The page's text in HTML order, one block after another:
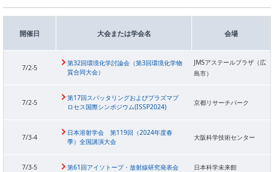
入会金・会費規程
ニュース＆イベント
材料
PICK UP
開催日 大会または学会名 会場
7/2-5
第32回環境化学討論会（第3回環境化学物
質合同大会）
JMSアステールプラザ（広
島市）
7/2-5
第17回スパッタリングおよびプラズマプ
ロセス国際シンポジウム(ISSP2024)
京都リサーチパーク
7/3-4
日本溶射学会 第119回（2024年度春
季）全国講演大会
大阪科学技術センター
7/3-5 第61回アイソトープ・放射線研究発表会 日本科学未来館